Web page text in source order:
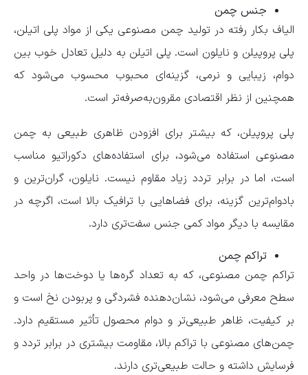
جنس چمن
الیاف بکار رفته در تولید چمن مصنوعی یکی از مواد پلی اتیلن،
پلی پروپیلن و نایلون است. پلی اتیلن به دلیل تعادل خوب بین
دوام، زیبایی و نرمی، گزینه‌ای محبوب محسوب می‌شود که
همچنین از نظر اقتصادی مقرون‌به‌صرفه‌تر است.
پلی پروپیلن، که بیشتر برای افزودن ظاهری طبیعی به چمن
مصنوعی استفاده می‌شود، برای استفاده‌های دکوراتیو مناسب
است، اما در برابر تردد زیاد مقاوم نیست. نایلون، گران‌ترین و
بادوام‌ترین گزینه، برای فضاهایی با ترافیک بالا است، اگرچه در
مقایسه با دیگر مواد کمی جنس سفت‌تری دارد.
تراکم چمن
تراکم چمن مصنوعی، که به تعداد گره‌ها یا دوخت‌ها در واحد
سطح معرفی می‌شود، نشان‌دهنده فشردگی و پربودن نخ است و
بر کیفیت، ظاهر طبیعی‌تر و دوام محصول تأثیر مستقیم دارد.
چمن‌های مصنوعی با تراکم بالا، مقاومت بیشتری در برابر تردد و
فرسایش داشته و حالت طبیعی‌تری دارند.